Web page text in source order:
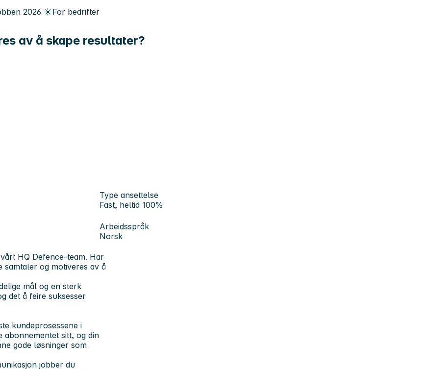
2026 ☀️For bedrifter
av å skape resultater?
Type ansettelse
Fast, heltid 100%
Arbeidsspråk
Norsk
HQ Defence-team. Har
og motiveres av å
mål og en sterk
det å feire suksesser
kundeprosessene i
abonnementet sitt, og din
gode løsninger som
jobber du